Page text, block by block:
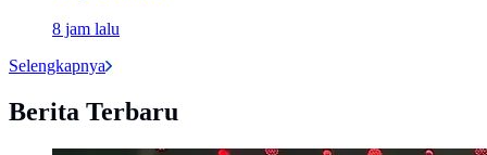
8 jam lalu
Selengkapnya
Berita Terbaru